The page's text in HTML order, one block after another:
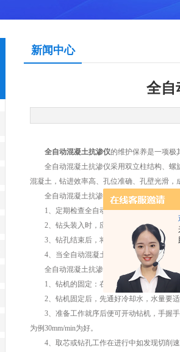
新闻中心
全自
全自动混凝土抗渗仪的维护保养是一项极
全自动混凝土抗渗仪采用双立柱结构、螺
混凝土，钻进效率高、孔位准确、孔壁光滑，
全自动混凝土抗渗仪维护和检查
1、定期检查全自动混凝土抗渗仪的各部件
2、钻头装入时，应在两螺纹处加入锂基
3、钻孔结束后，将钻机各部分擦洗干净，
4、当全自动混凝土抗渗仪使用每隔半年换
全自动混凝土抗渗仪的正确操作方法是：
1、钻机的固定：在低于3.5m高处作业，可
2、钻机固定后，先通好冷却水，水量要适
3、准备工作就序后便可开动钻机，手握手
为例30mm/min为好。
4、取芯或钻孔工作在进行中如发现切削速